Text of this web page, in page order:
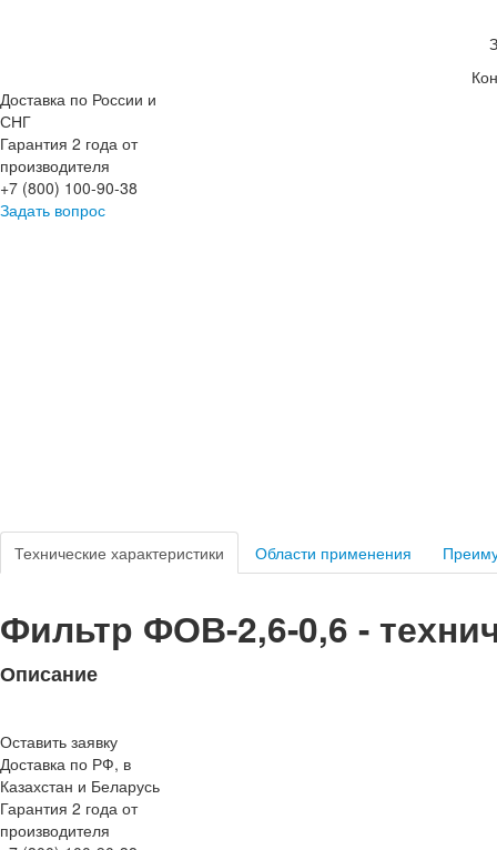
Доставка по России и
СНГ
Гарантия 2 года от
производителя
+7 (800) 100-90-38
Задать вопрос
Технические характеристики Области применения
Фильтр ФОВ-2,6-0,6 -
Описание
Оставить заявку
Доставка по РФ, в
Казахстан и Беларусь
Гарантия 2 года от
производителя